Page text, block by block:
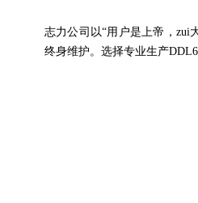
志力公司以“用户是上帝，zui
终身维护。选择专业生产